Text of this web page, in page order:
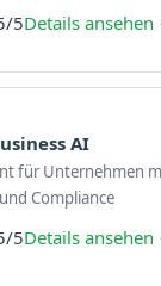
5Details
AI
für Unternehmen
Compliance
5Details